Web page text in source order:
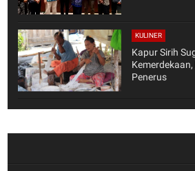
KULINER
Kapur Sirih
Penerus